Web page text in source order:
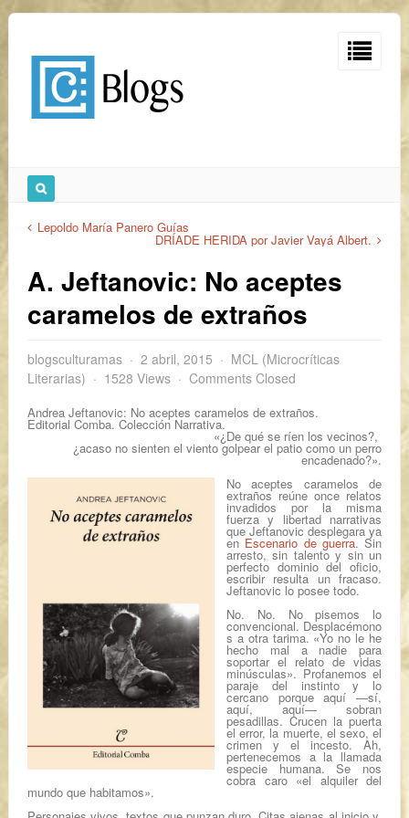
Lepoldo María Panero Guías
DRÍADE HERIDA por Javier Vayá Albert.
A. Jeftanovic: No aceptes
caramelos de extraños
blogsculturamas 2 abril, 2015
MCL (Microcríticas
Literarias)
1528 Views Comments Closed
Andrea Jeftanovic: No aceptes caramelos de extraños.
Editorial Comba. Colección Narrativa.
«¿De qué se ríen los vecinos?,
¿acaso no sienten el viento golpear el patio como un perro
encadenado?».
No aceptes caramelos de
extraños reúne once relatos
invadidos por la misma
fuerza y libertad narrativas
que Jeftanovic desplegara ya
en Escenario de guerra. Sin
arresto, sin talento y sin un
perfecto dominio del oficio,
escribir resulta un fracaso.
Jeftanovic lo posee todo.
No. No. No pisemos lo
convencional. Desplacémono
s a otra tarima. «Yo no le he
hecho mal a nadie para
soportar el relato de vidas
minúsculas». Profanemos el
paraje del instinto y lo
cercano porque aquí —sí,
aquí, aquí— sobran
pesadillas. Crucen la puerta
el error, la muerte, el sexo, el
crimen y el incesto. Ah,
pertenecemos a la llamada
especie humana. Se nos
cobra caro «el alquiler del
mundo que habitamos».